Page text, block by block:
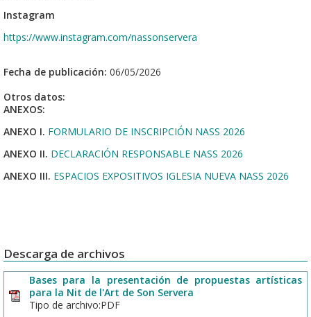
Instagram
https://www.instagram.com/nassonservera
Fecha de publicación: 06/05/2026
Otros datos:
ANEXOS:
ANEXO I. FORMULARIO DE INSCRIPCIÓN NASS 2026
ANEXO II. DECLARACIÓN RESPONSABLE NASS 2026
ANEXO III. ESPACIOS EXPOSITIVOS IGLESIA NUEVA NASS 2026
Descarga de archivos
Bases para la presentación de propuestas artísticas
para la Nit de l'Art de Son Servera
Tipo de archivo:PDF